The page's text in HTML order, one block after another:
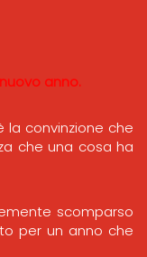
anno.
la convinzione che
che una cosa ha
scomparso
per un anno che